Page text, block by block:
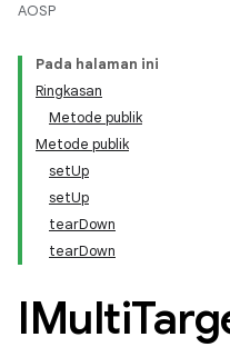
AOSP
Pada halaman ini
Ringkasan
Metode publik
Metode publik
setUp
setUp
tearDown
tearDown
IMulti